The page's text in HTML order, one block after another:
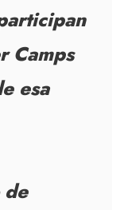
Camps
esa
de